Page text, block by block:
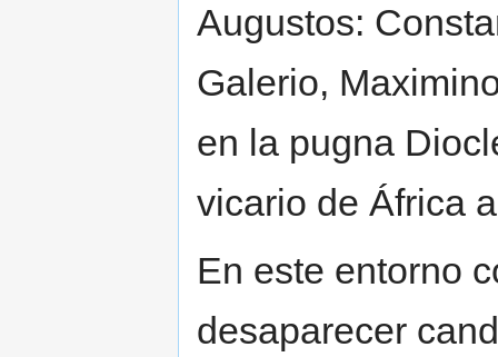
Augustos:
Galerio,
en la pugna
vicario de África
En este entorno
desaparecer